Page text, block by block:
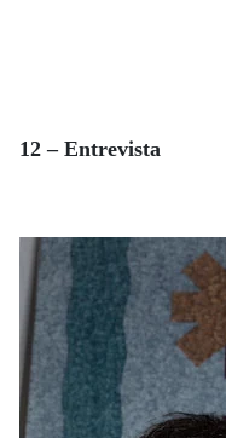
12 – Entrevista